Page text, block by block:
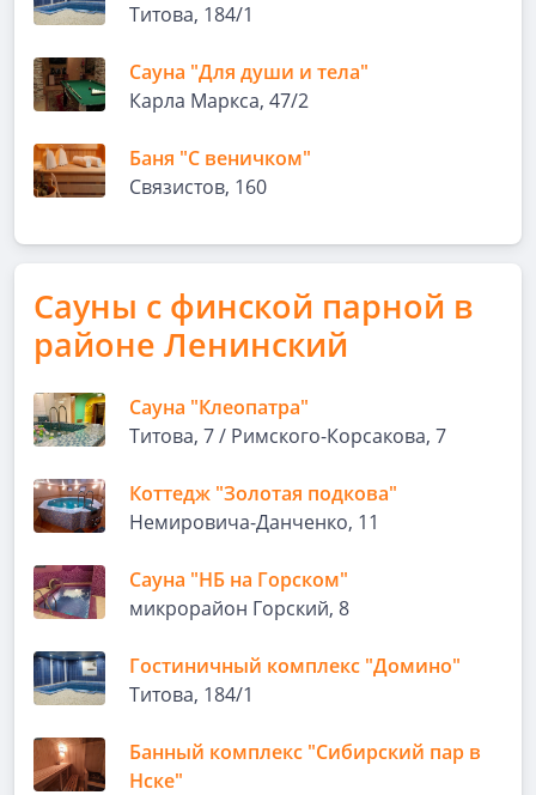
Титова, 184/1
Сауна "Для души и тела"
Карла Маркса, 47/2
Баня "С веничком"
Связистов, 160
Сауны с финской парной в
районе Ленинский
Сауна "Клеопатра"
Титова, 7 / Римского-Корсакова, 7
Коттедж "Золотая подкова"
Немировича-Данченко, 11
Сауна "НБ на Горском"
микрорайон Горский, 8
Гостиничный комплекс "Домино"
Титова, 184/1
Банный комплекс "Сибирский пар в
Нске"